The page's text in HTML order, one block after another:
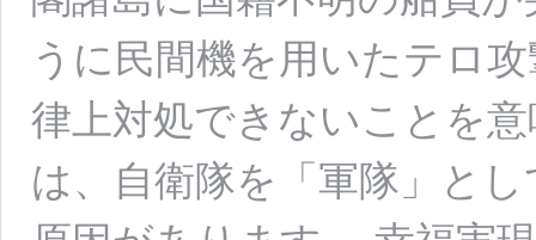
うに民間機を用いたテロ
律上対処できないことを
は、自衛隊を「軍隊」と